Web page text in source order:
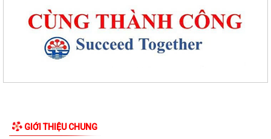
GIỚI THIỆU CHUNG
Quyết định về việc thu hồi Giấy chứng nhận đủ điều kiện kinh doanh